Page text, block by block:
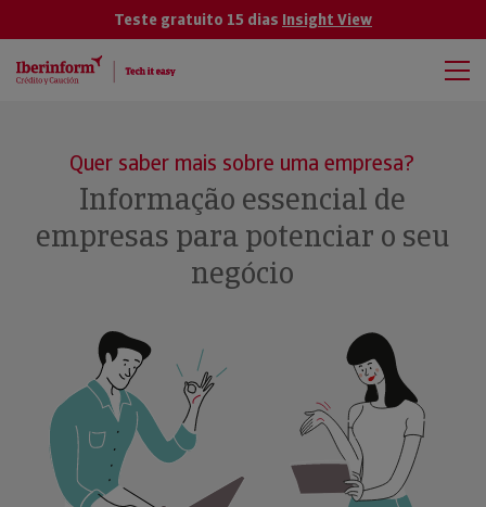
Teste gratuito 15 dias Insight View
Quer saber mais sobre uma empresa?
Informação essencial de
empresas para potenciar o seu
negócio